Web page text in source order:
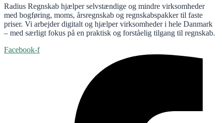
Radius Regnskab hjælper selvstændige og mindre virksomheder
med bogføring, moms, årsregnskab og regnskabspakker til faste
priser. Vi arbejder digitalt og hjælper virksomheder i hele Danmark
– med særligt fokus på en praktisk og forståelig tilgang til regnskab.
Facebook-f